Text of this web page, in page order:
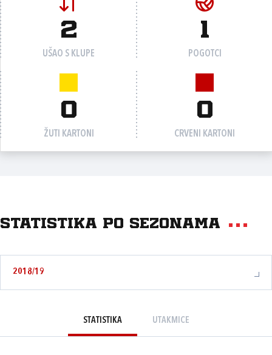
2
UŠAO S KLUPE
1
POGOTCI
0
ŽUTI KARTONI
0
CRVENI KARTONI
Statistika po sezonama
2018/19
STATISTIKA UTAKMICE